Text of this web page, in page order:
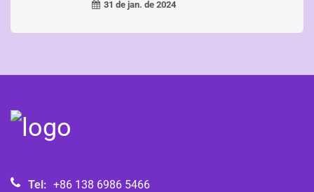
31 de jan. de 2024
Tel: +86 138 6986 5466